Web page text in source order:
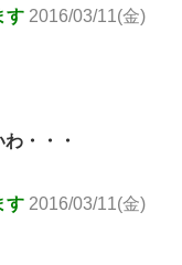
す 2016/03/11(金)
・・・
す 2016/03/11(金)